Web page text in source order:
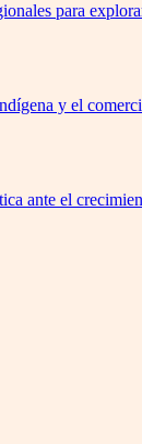
para
y el
ante el